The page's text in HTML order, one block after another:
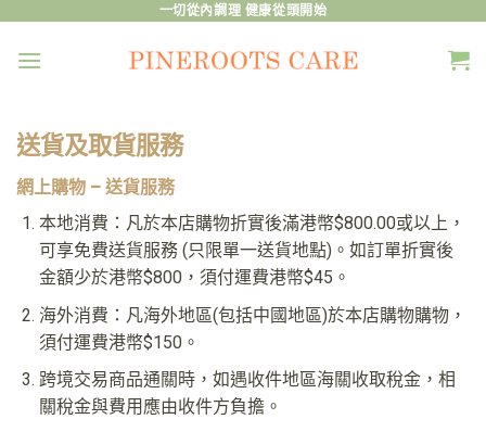
content
一切從內調理 健康從頭開始
送貨及取貨服務
網上購物 – 送貨服務
本地消費：凡於本店購物折實後滿港幣$800.00或以上，
可享免費送貨服務 (只限單一送貨地點)。如訂單折實後
金額少於港幣$800，須付運費港幣$45。
海外消費：凡海外地區(包括中國地區)於本店購物購物，
須付運費港幣$150。
跨境交易商品通關時，如遇收件地區海關收取稅金，相
關稅金與費用應由收件方負擔。